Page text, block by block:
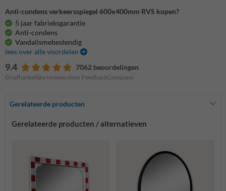
Anti-condens verkeersspiegel 600x400mm RVS kopen?
5 jaar fabrieksgarantie
Anti-condens
Vandalismebestendig
lees over alle voordelen
9.4 7062 beoordelingen
Onafhankelijke reviews door FeedbackCompany
Gerelateerde producten
Gerelateerde producten / alternatieven